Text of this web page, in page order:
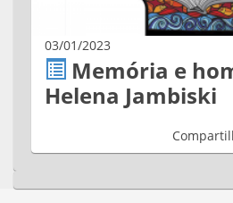
03/01/2023
Memória e
Helena Jambiski